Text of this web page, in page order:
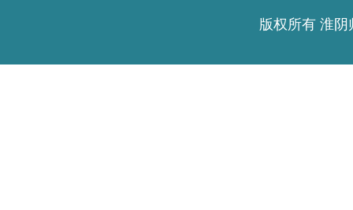
版权所有 淮